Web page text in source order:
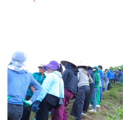
Văn hóa
Sân khấu - Điện ảnh
Văn học
Âm nhạc